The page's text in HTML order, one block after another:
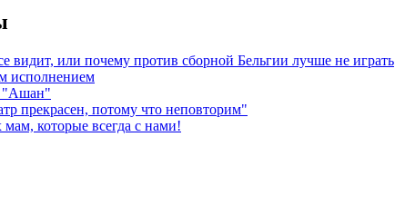
видит, или почему против сборной Бельгии лучше не играть
исполнением
"Ашан"
прекрасен, потому что неповторим"
которые всегда с нами!